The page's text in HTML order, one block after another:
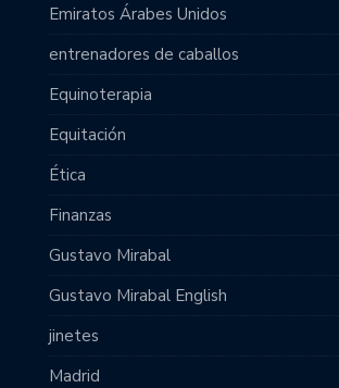
Emiratos Árabes Unidos
entrenadores de caballos
Equinoterapia
Equitación
Ética
Finanzas
Gustavo Mirabal
Gustavo Mirabal English
jinetes
Madrid